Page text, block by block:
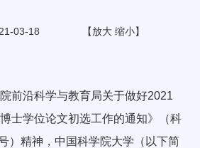
03-18 【放大 缩小】
沿科学与教育局关于做好2021
士学位论文初选工作的通知》（科
）精神，中国科学院大学（以下简